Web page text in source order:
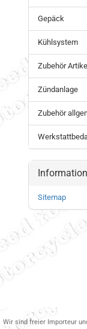
Gepäck
Kühlsystem
Zubehör Artikel
Zündanlage
Zubehör
Sitemap
Wir sind freier Importeur